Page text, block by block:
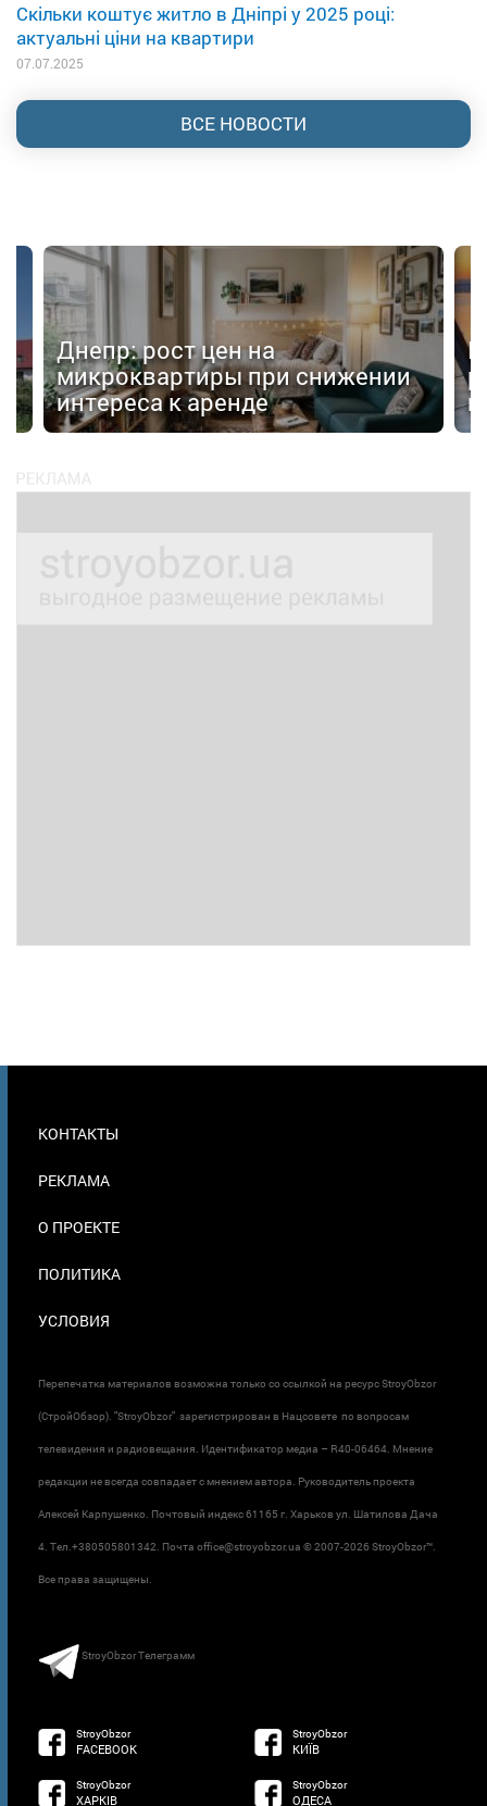
Скільки коштує житло в Дніпрі у 2025 році:
актуальні ціни на квартири
07.07.2025
ВСЕ НОВОСТИ
Днепр: рост цен на
микроквартиры при снижении
интереса к аренде
В
КОНТАКТЫ
РЕКЛАМА
О ПРОЕКТЕ
ПОЛИТИКА
УСЛОВИЯ
Перепечатка материалов возможна только со ссылкой на ресурс StroyObzor
(СтройОбзор). "StroyObzor" зарегистрирован в Нацсовете по вопросам
телевидения и радиовещания. Идентификатор медиа – R40-06464. Мнение
редакции не всегда совпадает с мнением автора. Руководитель проекта
Алексей Карпушенко. Почтовый индекс 61165 г. Харьков ул. Шатилова Дача
4. Тел.+380505801342. Почта office@stroyobzor.ua © 2007-2026 StroyObzor™.
Все права защищены.
StroyObzor Телеграмм
StroyObzor
FACEBOOK
StroyObzor
КИЇВ
StroyObzor
ХАРКІВ
StroyObzor
ОДЕСА